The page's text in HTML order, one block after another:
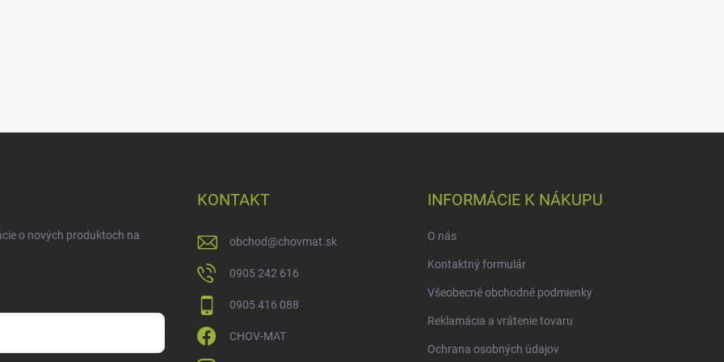
o nových produktoch na
KONTAKT
obchod@chovmat.sk
0905 242 616
0905 416 088
CHOV-MAT
INFORMÁCIE K NÁKUPU
O nás
Kontaktný formulár
Všeobecné obchodné podmienky
Reklamácia a vrátenie tovaru
Ochrana osobných údajov